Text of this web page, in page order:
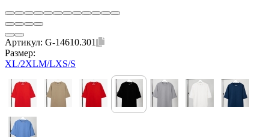
Артикул: G-14610.301
Размер:
XL/2XLM/LXS/S